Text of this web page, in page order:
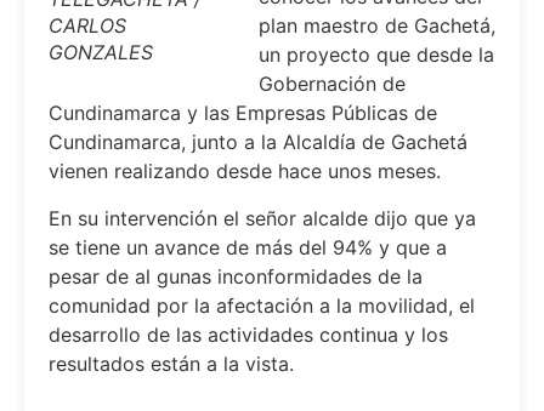
CARLOS
GONZALES
plan maestro de Gachetá,
un proyecto que desde la
Gobernación de
Cundinamarca y las Empresas Públicas de
Cundinamarca, junto a la Alcaldía de Gachetá
vienen realizando desde hace unos meses.
En su intervención el señor alcalde dijo que ya
se tiene un avance de más del 94% y que a
pesar de al gunas inconformidades de la
comunidad por la afectación a la movilidad, el
desarrollo de las actividades continua y los
resultados están a la vista.